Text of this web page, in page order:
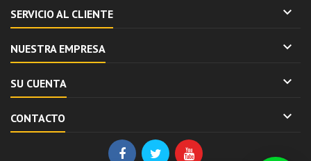
SERVICIO AL CLIENTE 
NUESTRA EMPRESA 
SU CUENTA 
CONTACTO 